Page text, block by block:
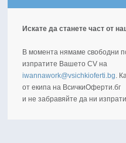
Искате да станете част от
В момента нямаме свободни
изпратите Вашето CV нa
iwannawork@vsichkioferti.bg .
от екипа на ВсичкиОферти.бг
и не забравяйте да ни